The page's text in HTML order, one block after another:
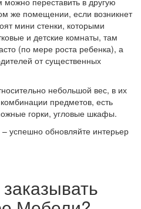
же помещении, если возникнет
мини стенки, которыми
и детские комнаты, там
(по мере роста ребенка), а
от существенных
небольшой вес, в их
предметов, есть
горки, угловые шкафы.
успешно обновляйте интерьер